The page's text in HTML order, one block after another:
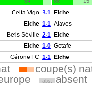
Celta Vigo 3-1 Elche
Elche 1-1 Alaves
Betis Séville 2-1 Elche
Elche 1-0 Getafe
Gérone FC 1-1 Elche
coupe(s)
abs. absent